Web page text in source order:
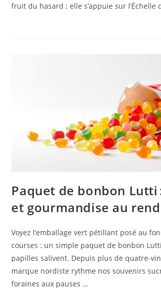
fruit du hasard ; elle s’appuie sur l’Échelle
Paquet de bonbon Lutti
et gourmandise au
Voyez l’emballage vert pétillant posé au
courses : un simple paquet de bonbon
papilles salivent. Depuis plus de quatre-
marque nordiste rythme nos souvenirs
foraines aux pauses …